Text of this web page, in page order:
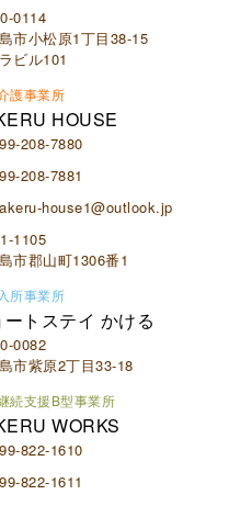
0114
市小松原1丁目38-15
ビル101
護事業所
HOUSE
208-7880
208-7881
house1@outlook.jp
1105
市郡山町1306番1
所事業所
ートステイ かける
0082
市紫原2丁目33-18
続支援B型事業所
WORKS
822-1610
822-1611